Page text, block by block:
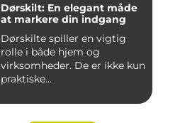
Dørskilt: En elegant måde
at markere din indgang
Dørskilte spiller en vigtig
rolle i både hjem og
virksomheder. De er ikke kun
praktiske...